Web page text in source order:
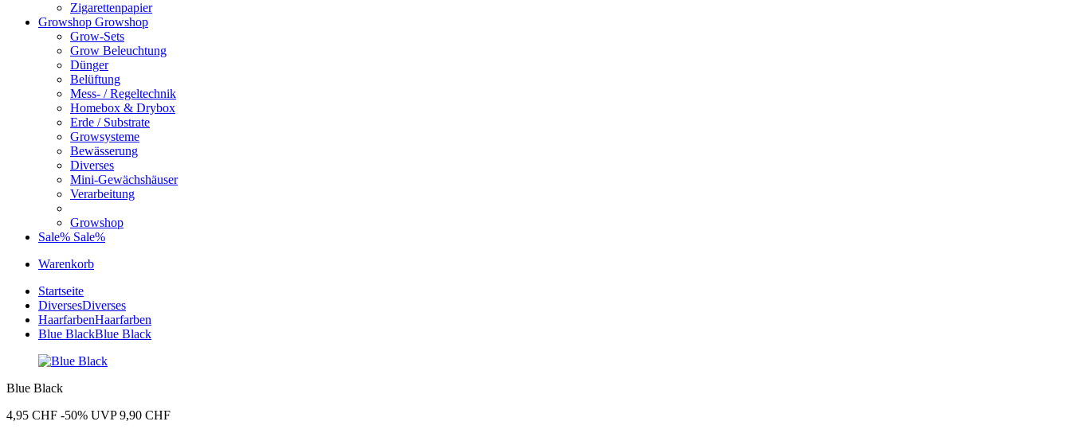
Zigarettenpapier
Growshop Growshop
Grow-Sets
Grow Beleuchtung
Dünger
Belüftung
Mess- / Regeltechnik
Homebox & Drybox
Erde / Substrate
Growsysteme
Bewässerung
Diverses
Mini-Gewächshäuser
Verarbeitung
Growshop
Sale% Sale%
Warenkorb
Startseite
DiversesDiverses
HaarfarbenHaarfarben
Blue BlackBlue Black
Blue Black
4,95 CHF -50% UVP 9,90 CHF